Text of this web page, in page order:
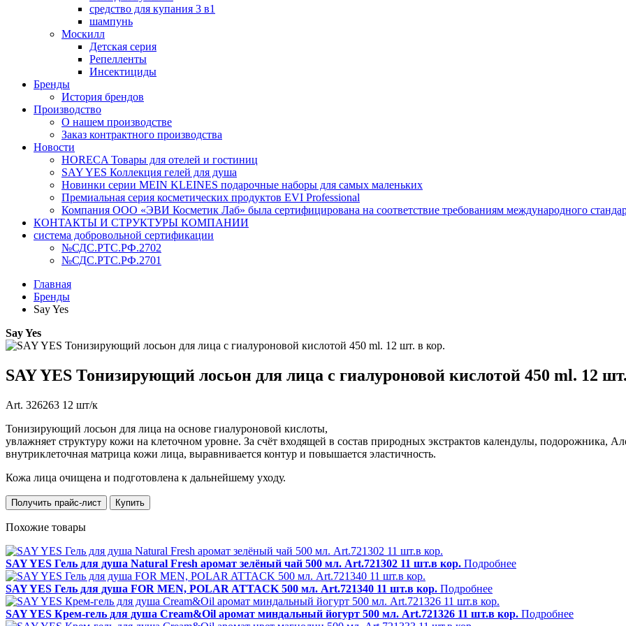
средство для купания 3 в1
шампунь
Москилл
Детская серия
Репелленты
Инсектициды
Бренды
История брендов
Производство
О нашем производстве
Заказ контрактного производства
Новости
HORECA Товары для отелей и гостиниц
SAY YES Коллекция гелей для душа
Новинки серии MEIN KLEINES подарочные наборы для самых маленьких
Премиальная серия косметических продуктов EVI Professional
Компания ООО «ЭВИ Косметик Лаб» была сертифицирована на соответствие требованиям международного
КОНТАКТЫ И СТРУКТУРЫ КОМПАНИИ
система добровольной сертификации
№СДС.РТС.РФ.2702
№СДС.РТС.РФ.2701
Главная
Бренды
Say Yes
Say Yes
SAY YES Тонизирующий лосьон для лица с гиалуроновой кислотой 450 ml. 12
Art. 326263 12 шт/к
Тонизирующий лосьон для лица на основе гиалуроновой кислоты,
увлажняет структуру кожи на клеточном уровне. За счёт входящей в состав природных экстрактов календулы, подорожника,
внутриклеточная матрица кожи лица, выравнивается контур и повышается эластичность.
Кожа лица очищена и подготовлена к дальнейшему уходу.
Получить прайс-лист Купить
Похожие товары
SAY YES Гель для душа Natural Fresh аромат зелёный чай 500 мл. Art.721302 11 шт.в кор. Подробнее
SAY YES Гель для душа FOR MEN, POLAR ATTACK 500 мл. Art.721340 11 шт.в кор. Подробнее
SAY YES Крем-гель для душа Cream&Oil аромат миндальный йогурт 500 мл. Art.721326 11 шт.в кор. Подробнее